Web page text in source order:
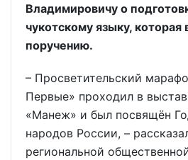
Владимировичу о
чукотскому языку, которая
поручению.
– Просветительский
Первые» проходил в
«Манеж» и был посвящён
народов России, –
региональной